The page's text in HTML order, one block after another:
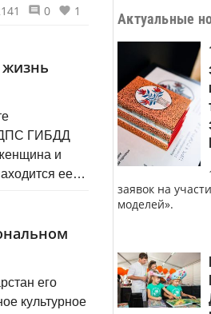
0
1
жизнь
ДПС ГИБДД
и
ее
его
культурное
Актуальные
заявок на
моделей».